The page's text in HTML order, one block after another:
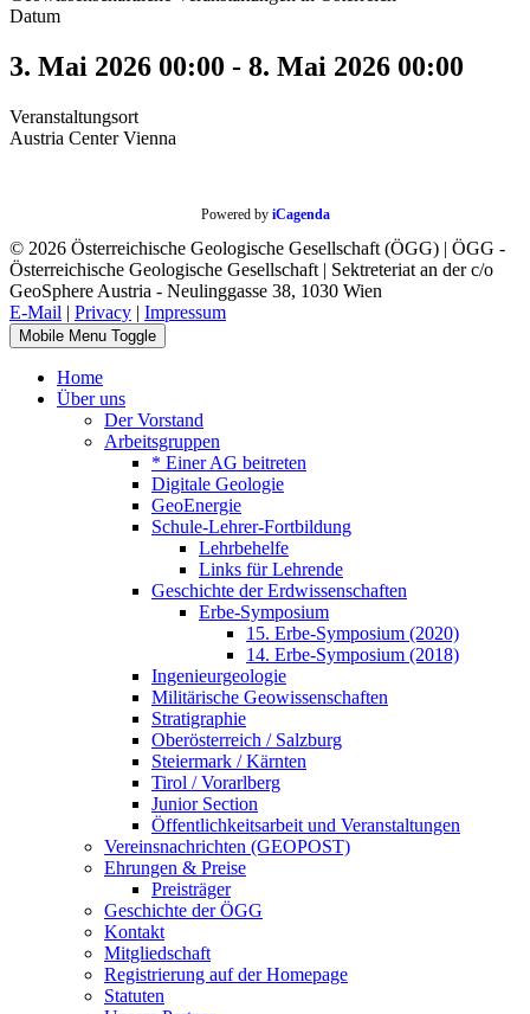
Datum
3. Mai 2026 00:00 - 8. Mai 2026 00:00
Veranstaltungsort
Austria Center Vienna
Powered by iCagenda
© 2026 Österreichische Geologische Gesellschaft (ÖGG) | ÖGG -
Österreichische Geologische Gesellschaft | Sektreteriat an der c/o
GeoSphere Austria - Neulinggasse 38, 1030 Wien
E-Mail | Privacy | Impressum
Mobile Menu Toggle
Home
Über uns
Der Vorstand
Arbeitsgruppen
* Einer AG beitreten
Digitale Geologie
GeoEnergie
Schule-Lehrer-Fortbildung
Lehrbehelfe
Links für Lehrende
Geschichte der Erdwissenschaften
Erbe-Symposium
15. Erbe-Symposium (2020)
14. Erbe-Symposium (2018)
Ingenieurgeologie
Militärische Geowissenschaften
Stratigraphie
Oberösterreich / Salzburg
Steiermark / Kärnten
Tirol / Vorarlberg
Junior Section
Öffentlichkeitsarbeit und Veranstaltungen
Vereinsnachrichten (GEOPOST)
Ehrungen & Preise
Preisträger
Geschichte der ÖGG
Kontakt
Mitgliedschaft
Registrierung auf der Homepage
Statuten